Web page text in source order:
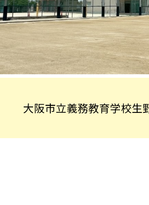
大阪市立義務教育学校生